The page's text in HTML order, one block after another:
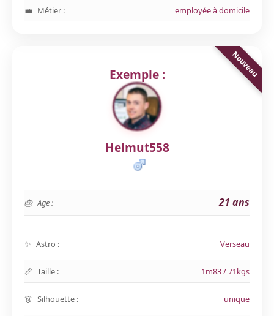
Métier : employée à domicile
Exemple :
Helmut558
Age : 21 ans
Astro : Verseau
Taille : 1m83 / 71kgs
Silhouette : unique